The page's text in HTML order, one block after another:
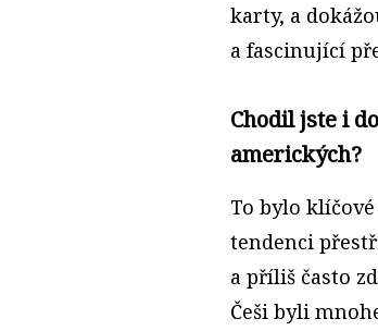
karty, a
a fascinující
Chodil jste i
amerických?
To bylo
tendenci
a příliš často
Češi byli